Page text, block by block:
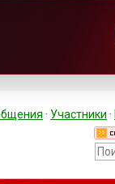
· Участники ·